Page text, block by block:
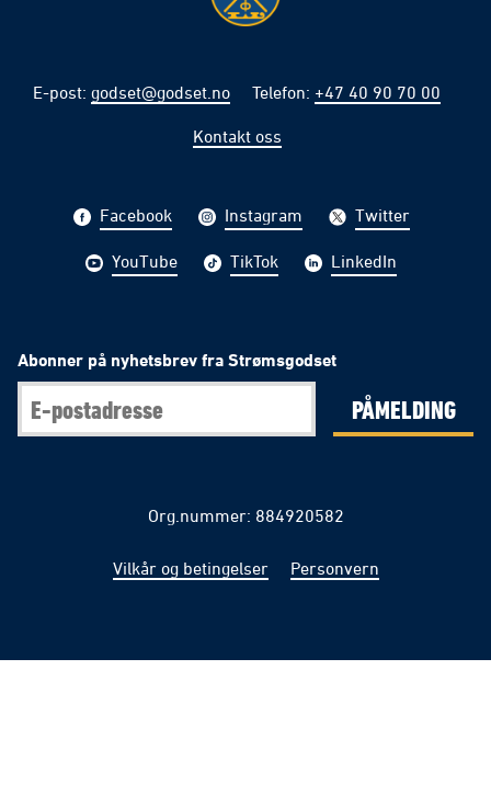
E-post: godset@godset.no Telefon: +47 40 90 70 00
Kontakt oss
Facebook Instagram Twitter
YouTube TikTok LinkedIn
Abonner på nyhetsbrev fra Strømsgodset
PÅMELDING
Org.nummer: 884920582
Vilkår og betingelser Personvern